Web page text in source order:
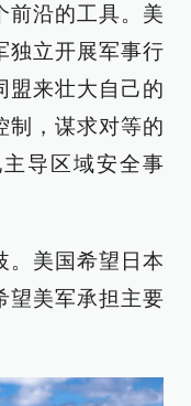
前沿的工具。美
独立开展军事行
盟来壮大自己的
制，谋求对等的
导区域安全事
。美国希望日本
望美军承担主要